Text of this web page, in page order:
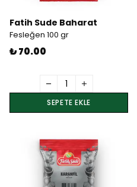
Fatih Sude Baharat
Fesleğen 100 gr
₺ 70.00
SEPETE EKLE